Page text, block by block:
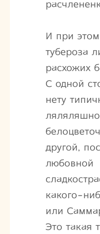
И при
тубероза
расхожих
С одной
нету
другой,
любовной
какого-
или
Это такая